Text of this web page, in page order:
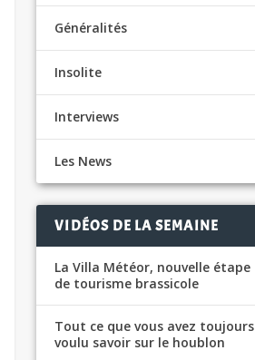
Généralités
Insolite
Interviews
Les News
VIDÉOS DE LA SEMAINE
La Villa Météor, nouvelle étape
de tourisme brassicole
Tout ce que vous avez toujours
voulu savoir sur le houblon